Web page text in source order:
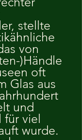
stellte
von
)Händle
oft
Glas aus
und
für viel
wurde.